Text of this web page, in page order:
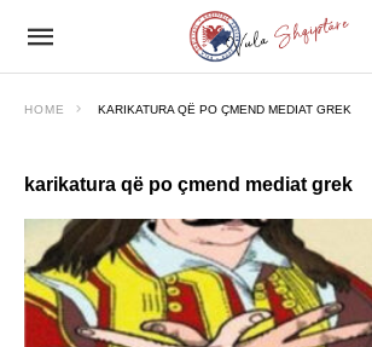
HOME KARIKATURA QË PO ÇMEND MEDIAT GREK
karikatura që po çmend mediat grek